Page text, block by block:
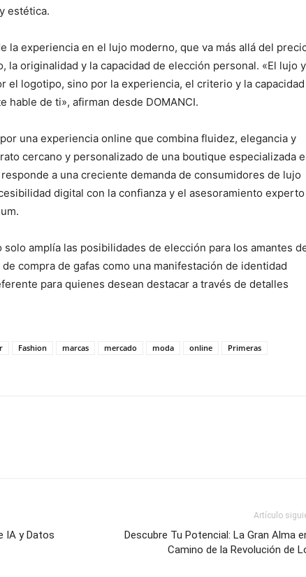
estética.
la experiencia en el lujo moderno, que va más allá del
la originalidad y la capacidad de elección personal. «El lujo
el logotipo, sino por la experiencia, el criterio y la
hable de ti», afirman desde DOMANCI.
una experiencia online que combina fluidez, elegancia y
cercano y personalizado de una boutique especializada
a una creciente demanda de consumidores de lujo
digital con la confianza y el asesoramiento experto
solo amplía las posibilidades de elección para los amantes
compra de gafas como una manifestación de identidad
para quienes desean destacar a través de detalles
Fashion marcas mercado moda online
Primeras
IA y Datos
Artículo
Descubre Tu Potencial: La Gran Alma
Camino de la Revolución de